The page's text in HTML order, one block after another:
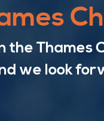
Thames
we look